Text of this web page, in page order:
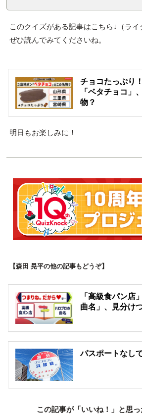
このクイズがある記事はこちら↓（ライ
ぜひ読んでみてくださいね。
チョコたっぷり
「ベタチョコ」
物？
明日もお楽しみに！
【森田 晃平の他の記事もどうぞ】
「高級食パン店
曲名」、見分け
パスポートなし
この記事が「いいね！」と思っ